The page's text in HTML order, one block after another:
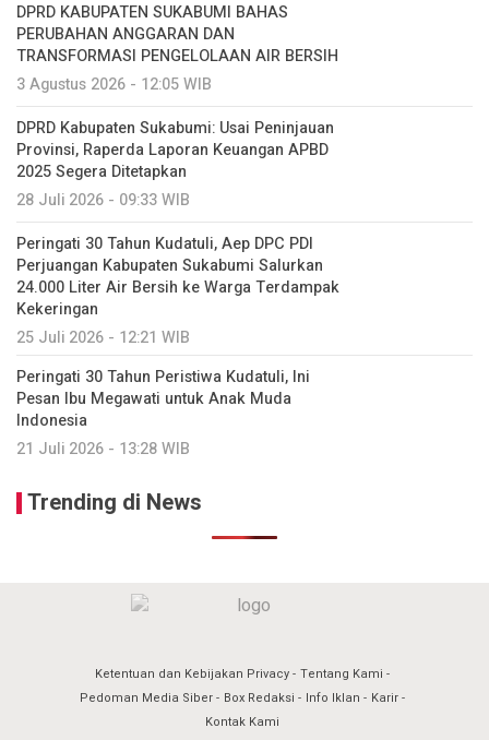
DPRD KABUPATEN SUKABUMI BAHAS
PERUBAHAN ANGGARAN DAN
TRANSFORMASI PENGELOLAAN AIR BERSIH
3 Agustus 2026 - 12:05 WIB
DPRD Kabupaten Sukabumi: Usai Peninjauan
Provinsi, Raperda Laporan Keuangan APBD
2025 Segera Ditetapkan
28 Juli 2026 - 09:33 WIB
Peringati 30 Tahun Kudatuli, Aep DPC PDI
Perjuangan Kabupaten Sukabumi Salurkan
24.000 Liter Air Bersih ke Warga Terdampak
Kekeringan
25 Juli 2026 - 12:21 WIB
Peringati 30 Tahun Peristiwa Kudatuli, Ini
Pesan Ibu Megawati untuk Anak Muda
Indonesia
21 Juli 2026 - 13:28 WIB
Trending di News
Ketentuan dan Kebijakan Privacy Tentang Kami
Pedoman Media Siber
Box Redaksi Info Iklan
Karir
Kontak Kami